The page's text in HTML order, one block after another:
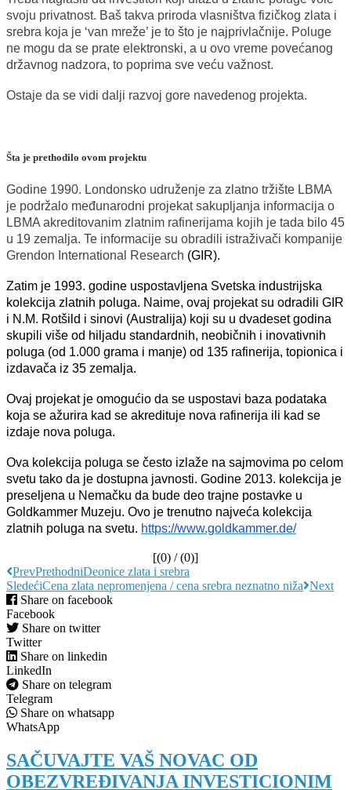
svoju privatnost. Baš takva priroda vlasništva fizičkog zlata i
srebra koja je ‘van mreže’ je to što je najprivlačnije. Poluge
ne mogu da se prate elektronski, a u ovo vreme povećanog
državnog nadzora, to poprima sve veću važnost.
Ostaje da se vidi dalji razvoj gore navedenog projekta.
Šta je prethodilo ovom projektu
Godine 1990. Londonsko udruženje za zlatno tržište LBMA
je podržalo međunarodni projekat sakupljanja informacija o
LBMA akreditovanim zlatnim rafinerijama kojih je tada bilo 45
u 19 zemalja. Te informacije su obradili istraživači kompanije
Grendon International Research (GIR).
Zatim je 1993. godine uspostavljena Svetska industrijska
kolekcija zlatnih poluga. Naime, ovaj projekat su odradili GIR
i N.M. Rotšild i sinovi (Australija) koji su u dvadeset godina
skupili više od hiljadu standardnih, neobičnih i inovativnih
poluga (od 1.000 grama i manje) od 135 rafinerija, topionica i
izdavača iz 35 zemalja.
Ovaj projekat je omogućio da se uspostavi baza podataka
koja se ažurira kad se akredituje nova rafinerija ili kad se
izdaje nova poluga.
Ova kolekcija poluga se često izlaže na sajmovima po celom
svetu tako da je dostupna javnosti. Godine 2013. kolekcija je
preseljena u Nemačku da bude deo trajne postavke u
Goldkammer Muzeju. Ovo je trenutno najveća kolekcija
zlatnih poluga na svetu. https://www.goldkammer.de/
[(0) / (0)]
PrevPrethodniDeonice zlata i srebra
SledećiCena zlata nepromenjena / cena srebra neznatno niža Next
Share on facebook
Facebook
Share on twitter
Twitter
Share on linkedin
LinkedIn
Share on telegram
Telegram
Share on whatsapp
WhatsApp
SAČUVAJTE VAŠ NOVAC OD
OBEZVREĐIVANJA INVESTICIONIM